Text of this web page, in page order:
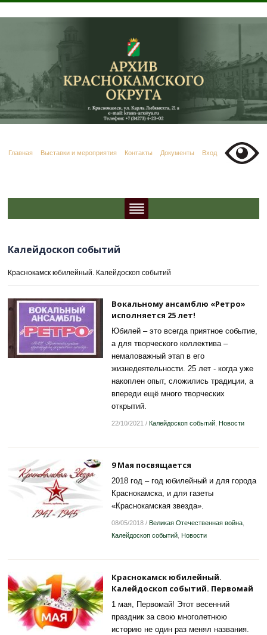
Главная Выставки и мероприятия Контакты Документы Вход
Калейдоскоп событий
Краснокамск юбилейный. Калейдоскоп событий
Вокальному ансамблю «Ретро»
исполняется 25 лет!
Юбилей – это всегда приятное событие,
а для творческого коллектива –
немаловажный этап в его
жизнедеятельности. 25 лет - когда уже
накоплен опыт, сложились традиции, а
впереди ещё много творческих
открытий.
22/10/2021 / Калейдоскоп событий, Новости
9 Мая посвящается
2018 год – год юбилейный и для города
Краснокамска, и для газеты
«Краснокамская звезда».
08/05/2018/ Великая Отечественная война,
Калейдоскоп событий, Новости
Краснокамск юбилейный.
Калейдоскоп событий. Первомай
1 мая, Первомай! Этот весенний
праздник за свою многолетнюю
историю не один раз менял названия.